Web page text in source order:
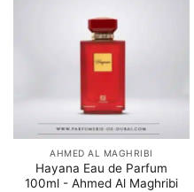
AHMED AL MAGHRIBI
Hayana Eau de Parfum
100ml - Ahmed Al Maghribi